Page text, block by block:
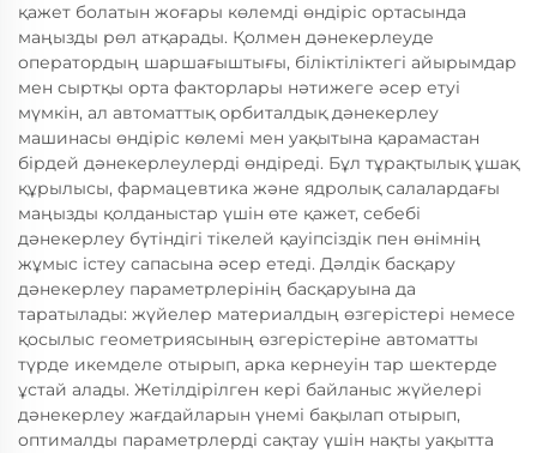
қажет болатын жоғары көлемді өндіріс ортасында
маңызды рөл атқарады. Қолмен дәнекерлеуде
оператордың шаршағыштығы, біліктіліктегі айырымдар
мен сыртқы орта факторлары нәтижеге әсер етуі
мүмкін, ал автоматтық орбиталдық дәнекерлеу
машинасы өндіріс көлемі мен уақытына қарамастан
бірдей дәнекерлеулерді өндіреді. Бұл тұрақтылық ұшақ
құрылысы, фармацевтика және ядролық салалардағы
маңызды қолданыстар үшін өте қажет, себебі
дәнекерлеу бүтіндігі тікелей қауіпсіздік пен өнімнің
жұмыс істеу сапасына әсер етеді. Дәлдік басқару
дәнекерлеу параметрлерінің басқаруына да
таратылады: жүйелер материалдың өзгерістері немесе
қосылыс геометриясының өзгерістеріне автоматты
түрде икемделе отырып, арка кернеуін тар шектерде
ұстай алады. Жетілдірілген кері байланыс жүйелері
дәнекерлеу жағдайларын үнемі бақылап отырып,
оптималды параметрлерді сақтау үшін нақты уақытта